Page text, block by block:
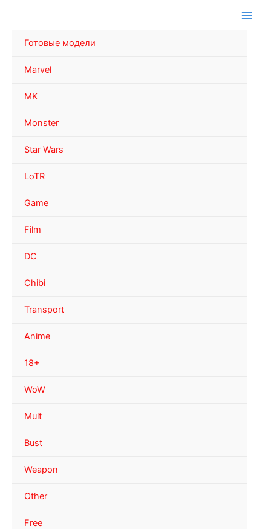
Готовые модели
Marvel
MK
Monster
Star Wars
LoTR
Game
Film
DC
Chibi
Transport
Anime
18+
WoW
Mult
Bust
Weapon
Other
Free